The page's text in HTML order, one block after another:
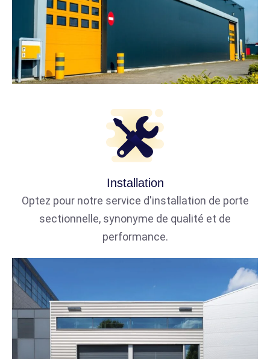
Installation
Optez pour notre service d'installation de porte
sectionnelle, synonyme de qualité et de
performance.